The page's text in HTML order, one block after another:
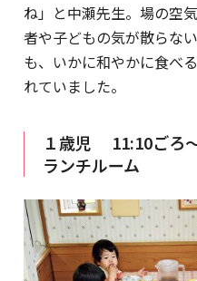
ね」と中瀬先生。場の空
者や子どもの気が散らな
も、いかに和やかに食べ
れていました。
１歳児 11:10ごろ
ランチルーム